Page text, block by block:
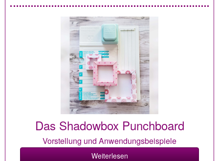
Das Shadowbox Punchboard
Vorstellung und Anwendungsbeispiele
Weiterlesen